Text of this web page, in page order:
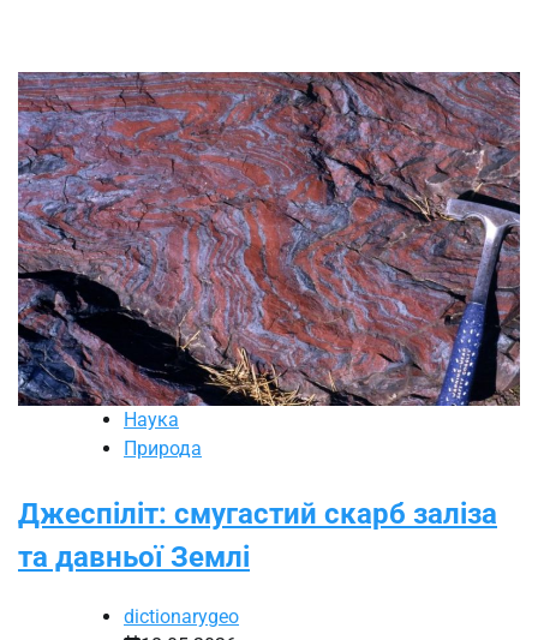
Наука
Природа
Джеспіліт: смугастий скарб заліза
та давньої Землі
dictionarygeo